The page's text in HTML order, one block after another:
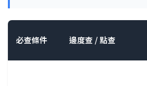
必查條件 邊度查 / 點查